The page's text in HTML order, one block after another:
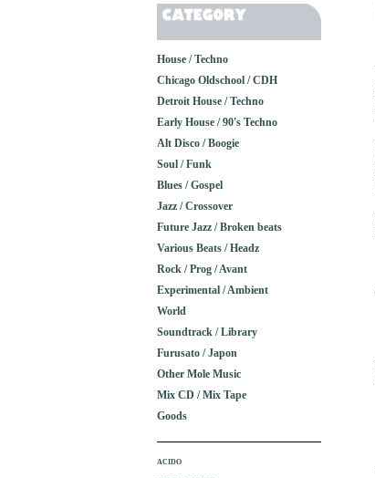
House / Techno
Chicago Oldschool / CDH
Detroit House / Techno
Early House / 90's Techno
Alt Disco / Boogie
Soul / Funk
Blues / Gospel
Jazz / Crossover
Future Jazz / Broken beats
Various Beats / Headz
Rock / Prog / Avant
Experimental / Ambient
World
Soundtrack / Library
Furusato / Japon
Other Mole Music
Mix CD / Mix Tape
Goods
ACIDO